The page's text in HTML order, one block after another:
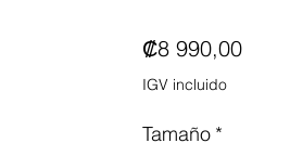
₡8 990,00Precio
IGV incluido
Tamaño *